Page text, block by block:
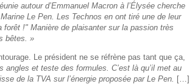
autour d’Emmanuel Macron à l’Élysée cherche
Le Pen. Les Technos en ont tiré une de leur
!" Manière de plaisanter sur la passion très
bêtes. »
Le président ne se réfrène pas tant que ça,
angles et teste des formules. C’est là qu’il met au
de la TVA sur l’énergie proposée par Le Pen.
[…]